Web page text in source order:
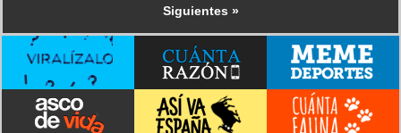
Siguientes »